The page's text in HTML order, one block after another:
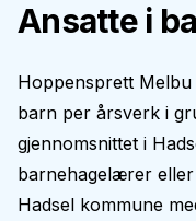
Ansatte i
Hoppensprett
barn per årsverk i
gjennomsnittet i
barnehagelærer
Hadsel kommune